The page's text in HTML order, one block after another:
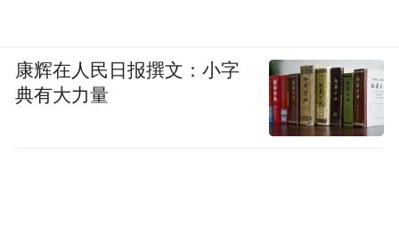
康辉在人民日报撰文：小字
典有大力量